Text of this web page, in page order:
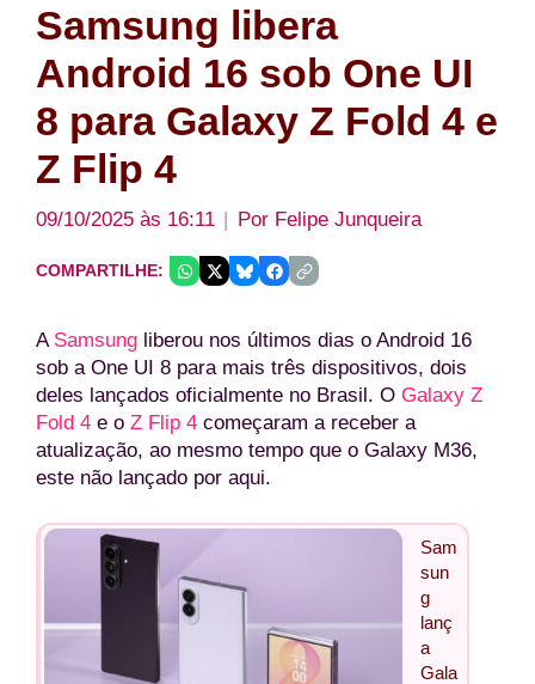
Samsung libera
Android 16 sob One UI
8 para Galaxy Z Fold 4 e
Z Flip 4
09/10/2025 às 16:11 Por Felipe Junqueira
COMPARTILHE:
A Samsung liberou nos últimos dias o Android 16
sob a One UI 8 para mais três dispositivos, dois
deles lançados oficialmente no Brasil. O Galaxy Z
Fold 4 e o Z Flip 4 começaram a receber a
atualização, ao mesmo tempo que o Galaxy M36,
este não lançado por aqui.
Sam
sun
g
lanç
a
Gala